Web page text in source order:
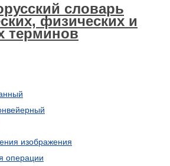
словарь
физических и
терминов
изображения
операции